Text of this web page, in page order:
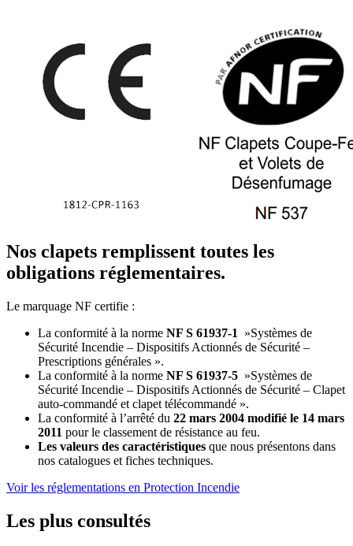
Nos clapets remplissent toutes les
obligations réglementaires.
Le marquage NF certifie :
La conformité à la norme NF S 61937-1
»Systèmes de
Sécurité Incendie – Dispositifs Actionnés de Sécurité –
Prescriptions générales ».
La conformité à la norme NF S 61937-5 »Systèmes de
Sécurité Incendie – Dispositifs Actionnés de Sécurité – Clapet
auto-commandé et clapet télécommandé ».
La conformité à l’arrêté du 22 mars 2004 modifié le 14 mars
2011 pour le classement de résistance au feu.
Les valeurs des caractéristiques que nous présentons dans
nos catalogues et fiches techniques.
Voir les réglementations en Protection Incendie
Les plus consultés